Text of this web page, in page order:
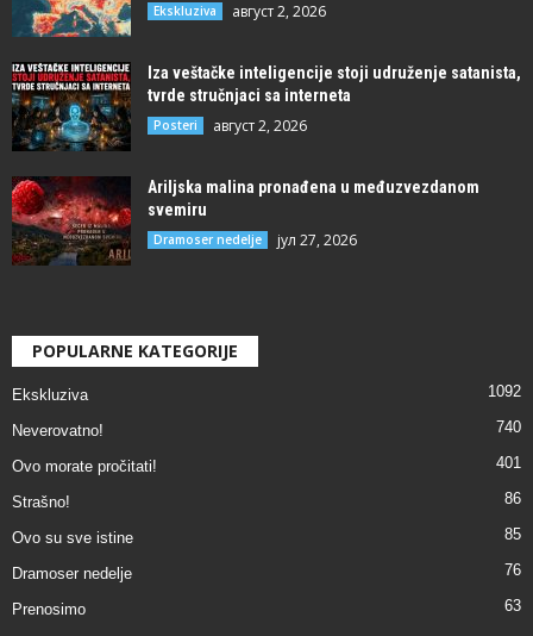
Ekskluziva август 2, 2026
Iza veštačke inteligencije stoji udruženje satanista,
tvrde stručnjaci sa interneta
Posteri август 2, 2026
Ariljska malina pronađena u međuzvezdanom
svemiru
Dramoser nedelje јул 27, 2026
POPULARNE KATEGORIJE
Ekskluziva 1092
Neverovatno! 740
Ovo morate pročitati! 401
Strašno! 86
Ovo su sve istine 85
Dramoser nedelje 76
Prenosimo 63